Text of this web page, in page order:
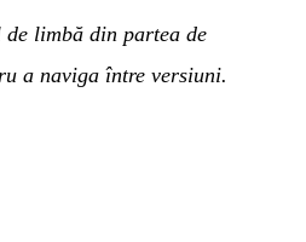
limbă din partea de
a naviga între versiuni.